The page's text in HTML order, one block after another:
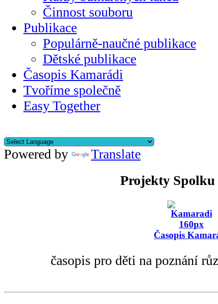
Činnost souboru
Publikace
Populárně-naučné publikace
Dětské publikace
Časopis Kamarádi
Tvoříme společně
Easy Together
Powered by
Translate
Projekty Spolku
Časopis
časopis pro děti na poznání